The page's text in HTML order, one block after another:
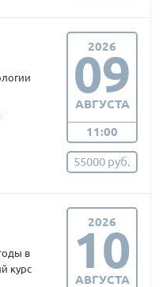
2026
09
АВГУСТА
11:00
55000 руб.
в
курс
2026
10
АВГУСТА